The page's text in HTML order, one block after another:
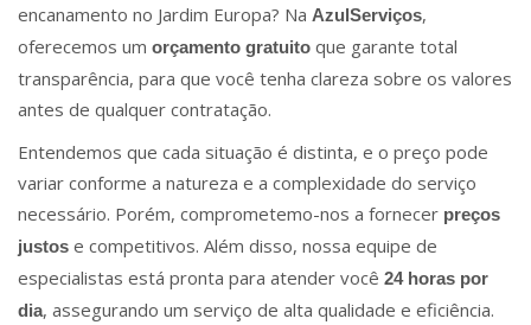
encanamento no Jardim Europa? Na AzulServiços,
oferecemos um orçamento gratuito que garante total
transparência, para que você tenha clareza sobre os valores
antes de qualquer contratação.
Entendemos que cada situação é distinta, e o preço pode
variar conforme a natureza e a complexidade do serviço
necessário. Porém, comprometemo-nos a fornecer preços
justos e competitivos. Além disso, nossa equipe de
especialistas está pronta para atender você 24 horas por
dia, assegurando um serviço de alta qualidade e eficiência.